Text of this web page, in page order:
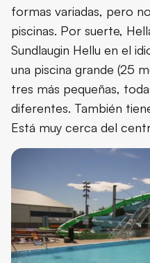
formas variadas, pero
piscinas. Por suerte,
Sundlaugin Hellu en el
una piscina grande (25
tres más pequeñas,
diferentes. También
Está muy cerca del